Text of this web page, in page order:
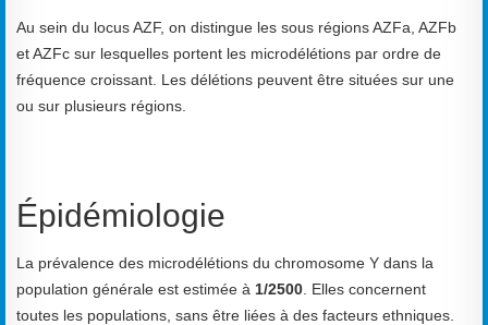
Au sein du locus AZF, on distingue les sous régions AZFa, AZFb
et AZFc sur lesquelles portent les microdélétions par ordre de
fréquence croissant. Les délétions peuvent être situées sur une
ou sur plusieurs régions.
Épidémiologie
La prévalence des microdélétions du chromosome Y dans la
population générale est estimée à 1/2500 . Elles concernent
toutes les populations, sans être liées à des facteurs ethniques.